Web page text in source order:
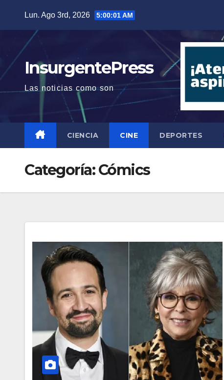
contenido
Lun. Ago 3rd, 2026 5:00:02 AM
InsurgentePress
Las noticias como son
CIENCIA CINE DEPORTES
Categoría:Cómics